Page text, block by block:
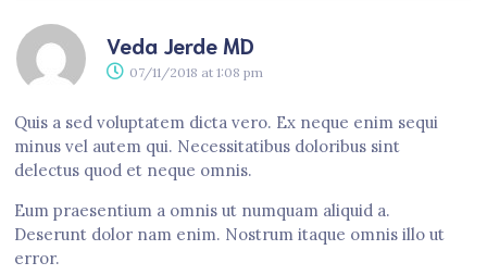
Veda Jerde MD
07/11/2018 at 1:08 pm
Quis a sed voluptatem dicta vero. Ex neque enim sequi
minus vel autem qui. Necessitatibus doloribus sint
delectus quod et neque omnis.
Eum praesentium a omnis ut numquam aliquid a.
Deserunt dolor nam enim. Nostrum itaque omnis illo ut
error.